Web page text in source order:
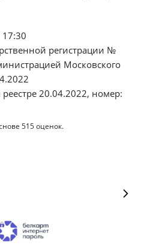
регистрации №
Московского
реестре 20.04.2022, номер:
515оценок.